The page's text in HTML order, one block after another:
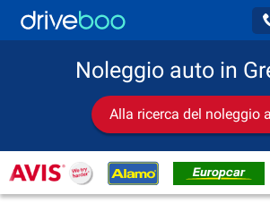
Noleggio auto in
Alla ricerca del noleggio